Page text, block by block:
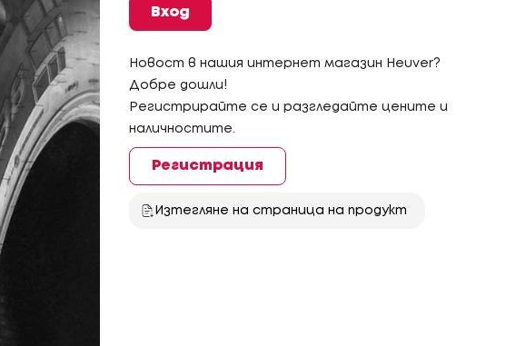
Вход
Новост в нашия интернет магазин Heuver?
Добре дошли!
Регистрирайте се и разгледайте цените и
наличностите.
Регистрация
Изтегляне на страница на продукт